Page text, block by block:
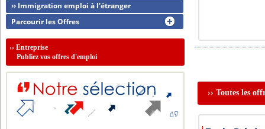
›› Toutes les
›› Immigration emploi à l'étranger
Parcourir les Offres
››Entreprise
Publiez vos offres d'emploi